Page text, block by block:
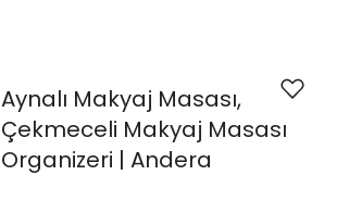
Aynalı Makyaj Masası,
Çekmeceli Makyaj Masası
Organizeri | Andera